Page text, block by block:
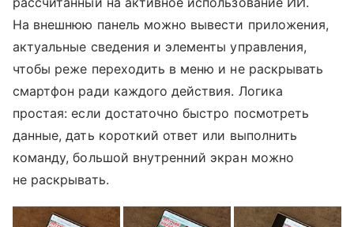
На внешнюю панель можно вывести приложения,
актуальные сведения и элементы управления,
чтобы реже переходить в меню и не раскрывать
смартфон ради каждого действия. Логика
простая: если достаточно быстро посмотреть
данные, дать короткий ответ или выполнить
команду, большой внутренний экран можно
не раскрывать.